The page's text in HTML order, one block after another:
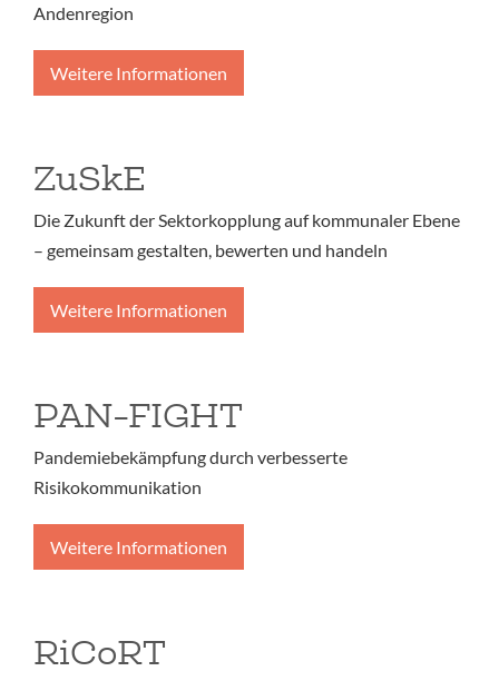
Andenregion
Weitere Informationen
ZuSkE
Die Zukunft der Sektorkopplung auf kommunaler Ebene
– gemeinsam gestalten, bewerten und handeln
Weitere Informationen
PAN-FIGHT
Pandemiebekämpfung durch verbesserte
Risikokommunikation
Weitere Informationen
RiCoRT